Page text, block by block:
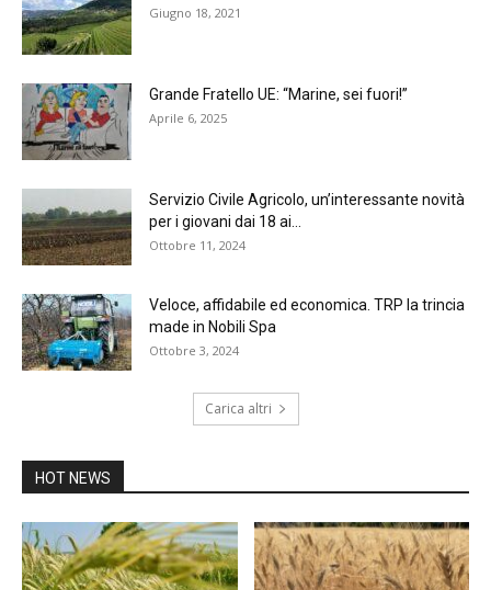
Giugno 18, 2021
Grande Fratello UE: “Marine, sei fuori!”
Aprile 6, 2025
Servizio Civile Agricolo, un’interessante novità
per i giovani dai 18 ai...
Ottobre 11, 2024
Veloce, affidabile ed economica. TRP la trincia
made in Nobili Spa
Ottobre 3, 2024
Carica altri
HOT NEWS